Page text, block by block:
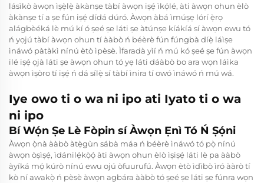
lásìkò àwọn ìṣẹ̀lẹ̀ àkànṣe tàbí àwọn iṣẹ́ ìkọ́lé, àti àwọn ohun èlò
àkànṣe tí a ṣe fún iṣẹ́ dídá dúró. Àwọn àbá ìmúṣẹ lórí ẹ̀rọ
alágbèéká lè mú kí ó ṣeé ṣe láti ṣe àtúnṣe kíákíá sí àwọn ewu tó
ń yọjú tàbí àwọn ohun tí ààbò ń béèrè fún fúngbà díẹ̀ láìṣe
ìnáwó pàtàkì nínú ètò ìpèsè. Ìfaradà yìí ń mú kó ṣeé ṣe fún àwọn
ilé iṣẹ́ ọjà láti ṣe àwọn ohun tó yẹ láti dáàbò bo ara wọn láìka
àwọn ìṣòro tí iṣẹ́ ń dá sílẹ̀ sí tàbí ìnira tí owó ìnáwó ń mú wá.
Iye owo ti o wa ni ipo ati Iyato ti o wa
ni ipo
Bí Wọ́n Ṣe Lè Fòpin sí Àwọn Ẹnì Tó Ń Ṣọ́ni
Àwọn ọ̀nà ààbò àtẹ̀gùn sábà máa ń béèrè ìnáwó tó pọ̀ nínú
àwọn òṣìṣẹ́, ìdánilẹ́kọ̀ọ́ àti àwọn ohun èlò ìṣiṣẹ́ láti lè pa ààbò
àyíká mọ́ kúrò nínú ewu ojú òfuurufú. Àwọn ètò ìdìbò ìró ààrò tí
kò ní awakọ̀ ń pèsè àwọn agbára ààbò tó ṣeé ṣe láti ṣe fúnra wọn